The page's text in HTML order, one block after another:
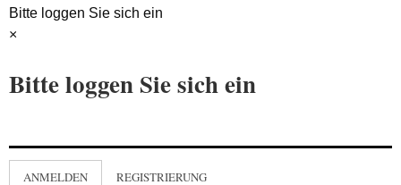
Bitte loggen Sie sich ein
×
Bitte loggen Sie sich ein
ANMELDEN REGISTRIERUNG